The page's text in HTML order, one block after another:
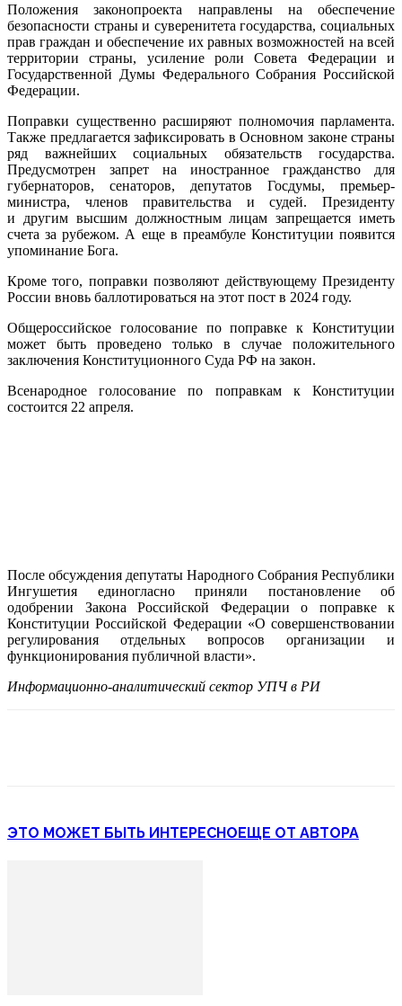
Положения законопроекта направлены на обеспечение
безопасности страны и суверенитета государства, социальных
прав граждан и обеспечение их равных возможностей на всей
территории страны, усиление роли Совета Федерации и
Государственной Думы Федерального Собрания Российской
Федерации.
Поправки существенно расширяют полномочия парламента.
Также предлагается зафиксировать в Основном законе страны
ряд важнейших социальных обязательств государства.
Предусмотрен запрет на иностранное гражданство для
губернаторов, сенаторов, депутатов Госдумы, премьер-
министра, членов правительства и судей. Президенту
и другим высшим должностным лицам запрещается иметь
счета за рубежом. А еще в преамбуле Конституции появится
упоминание Бога.
Кроме того, поправки позволяют действующему Президенту
России вновь баллотироваться на этот пост в 2024 году.
Общероссийское голосование по поправке к Конституции
может быть проведено только в случае положительного
заключения Конституционного Суда РФ на закон.
Всенародное голосование по поправкам к Конституции
состоится 22 апреля.
После обсуждения депутаты Народного Собрания Республики
Ингушетия единогласно приняли постановление об
одобрении Закона Российской Федерации о поправке к
Конституции Российской Федерации «О совершенствовании
регулирования отдельных вопросов организации и
функционирования публичной власти».
Информационно-аналитический сектор УПЧ в РИ
ЭТО МОЖЕТ БЫТЬ ИНТЕРЕСНОЕЩЕ ОТ АВТОРА